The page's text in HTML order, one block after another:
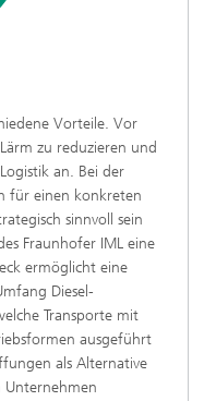
Vorteile. Vor
zu reduzieren und
an. Bei der
für einen konkreten
sinnvoll sein
Fraunhofer IML eine
ermöglicht eine
Diesel-
Transporte mit
ausgeführt
als Alternative
Unternehmen